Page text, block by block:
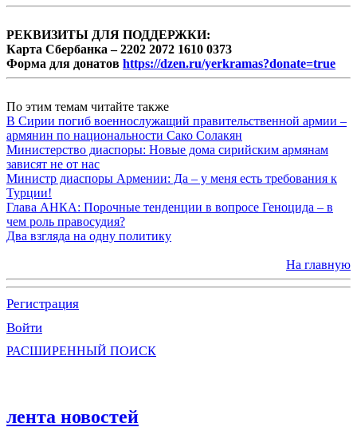
РЕКВИЗИТЫ ДЛЯ ПОДДЕРЖКИ:
Карта Сбербанка – 2202 2072 1610 0373
Форма для донатов https://dzen.ru/yerkramas?donate=true
По этим темам читайте также
В Сирии погиб военнослужащий правительственной армии –
армянин по национальности Сако Солакян
Министерство диаспоры: Новые дома сирийским армянам
зависят не от нас
Министр диаспоры Армении: Да – у меня есть требования к
Турции!
Глава АНКА: Порочные тенденции в вопросе Геноцида – в
чем роль правосудия?
Два взгляда на одну политику
На главную
Регистрация
Войти
РАСШИРЕННЫЙ ПОИСК
лента новостей